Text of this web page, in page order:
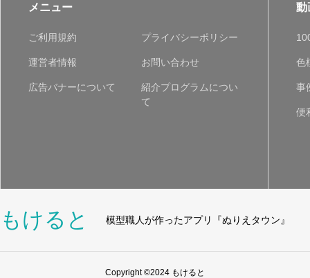
メニュー
ご利用規約 プライバシーポリシー
運営者情報 お問い合わせ
広告バナーについて
紹介プログラムについ
て
動
色
事
便
もけると 模型職人が作ったアプリ『ぬりえタウン』
Copyright ©2024 もけると